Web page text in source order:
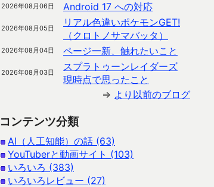
2026年08月06日 Android 17 への対応
2026年08月05日
リアル色違いポケモンGET!
（クロトノサマバッタ）
2026年08月04日 ページ一新、触れたいこと
2026年08月03日
スプラトゥーンレイダーズ
現時点で思ったこと
⇒ より以前のブログ
コンテンツ分類
AI（人工知能）の話 (63)
YouTuberと動画サイト (103)
いろいろ (383)
いろいろレビュー (27)